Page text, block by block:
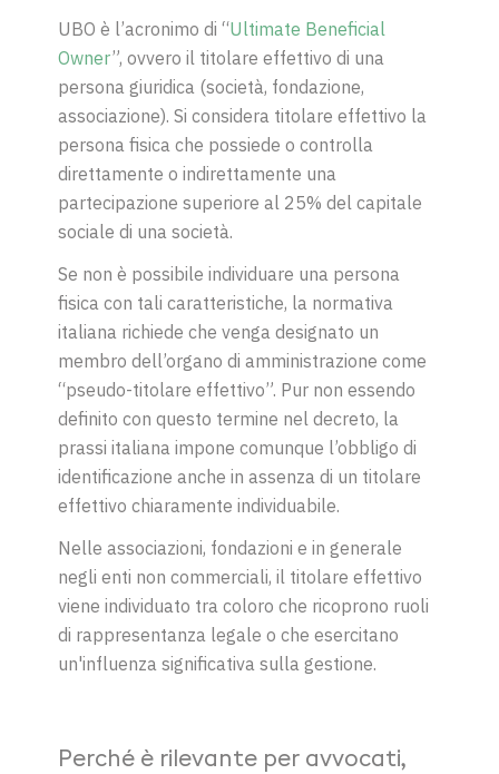
UBO è l’acronimo di “Ultimate Beneficial
Owner”, ovvero il titolare effettivo di una
persona giuridica (società, fondazione,
associazione). Si considera titolare effettivo la
persona fisica che possiede o controlla
direttamente o indirettamente una
partecipazione superiore al 25% del capitale
sociale di una società.
Se non è possibile individuare una persona
fisica con tali caratteristiche, la normativa
italiana richiede che venga designato un
membro dell’organo di amministrazione come
“pseudo-titolare effettivo”. Pur non essendo
definito con questo termine nel decreto, la
prassi italiana impone comunque l’obbligo di
identificazione anche in assenza di un titolare
effettivo chiaramente individuabile.
Nelle associazioni, fondazioni e in generale
negli enti non commerciali, il titolare effettivo
viene individuato tra coloro che ricoprono ruoli
di rappresentanza legale o che esercitano
un'influenza significativa sulla gestione.
Perché è rilevante per avvocati,